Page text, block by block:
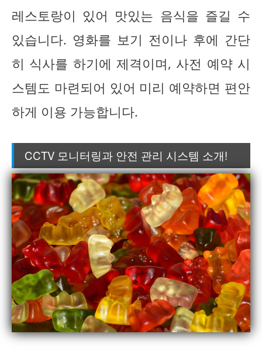
레스토랑이 있어 맛있는 음식을 즐길 수
있습니다. 영화를 보기 전이나 후에 간단
히 식사를 하기에 제격이며, 사전 예약 시
스템도 마련되어 있어 미리 예약하면 편안
하게 이용 가능합니다.
CCTV 모니터링과 안전 관리 시스템 소개!